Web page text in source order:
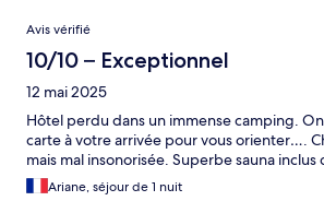
Avis
Avis vérifié
10/10 – Exceptionnel
12 mai 2025
Hôtel perdu dans un immense camping.
carte à votre arrivée pour vous orienter….
mais mal insonorisée. Superbe sauna inclus
Ariane, séjour de 1 nuit